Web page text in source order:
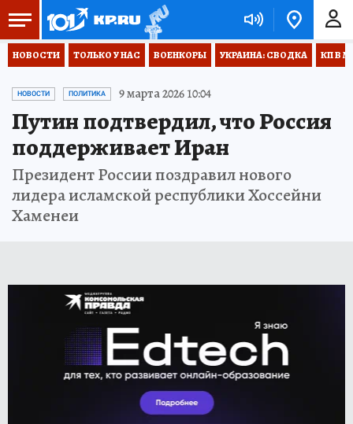
НОВОСТИ ТОЛЬКО У НАС ВОЕНКОРЫ УКРАИНА: СВОДКА КП В
НОВОСТИ ПОЛИТИКА 9 марта 2026 10:04
Путин подтвердил, что Россия
поддерживает Иран
Президент России поздравил нового
лидера исламской республики Хоссейни
Хаменеи